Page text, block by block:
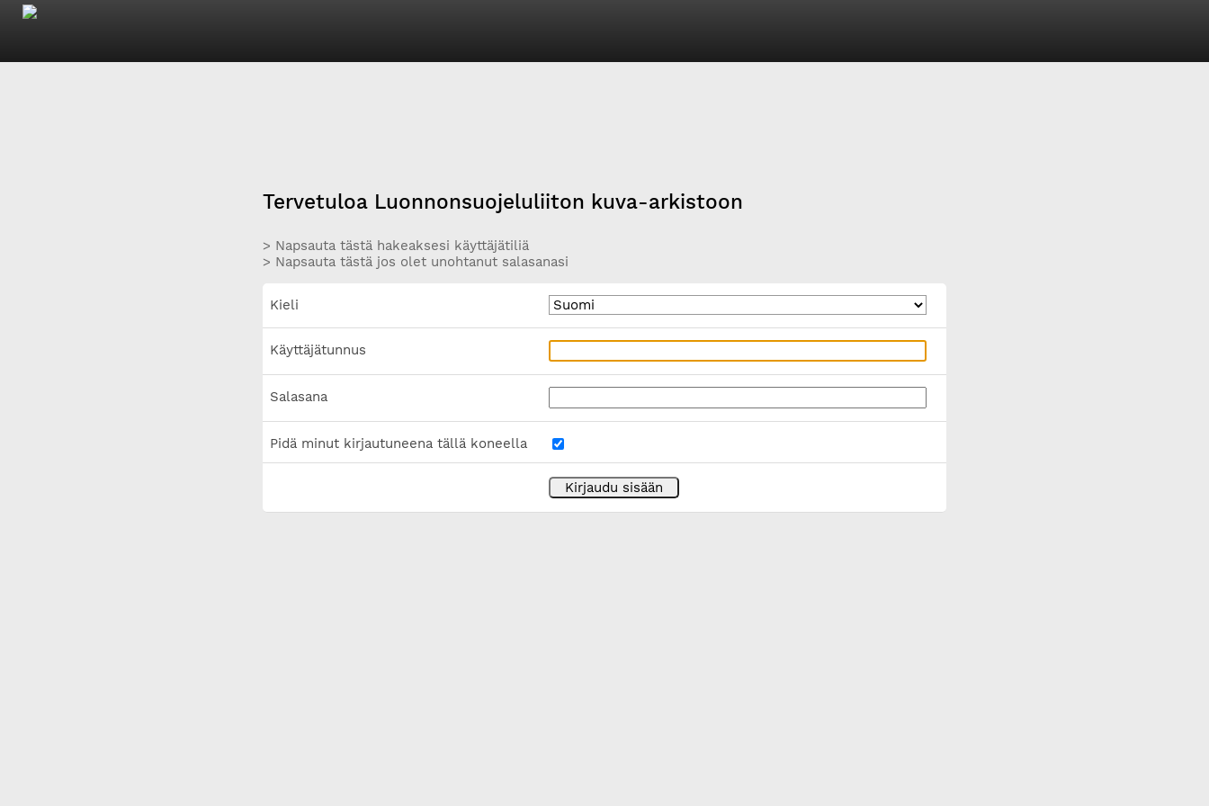
Tervetuloa Luonnonsuojeluliiton kuva-arkistoon
> Napsauta tästä hakeaksesi käyttäjätiliä
> Napsauta tästä jos olet unohtanut salasanasi
Kieli
Käyttäjätunnus
Salasana
Pidä minut kirjautuneena tällä koneella